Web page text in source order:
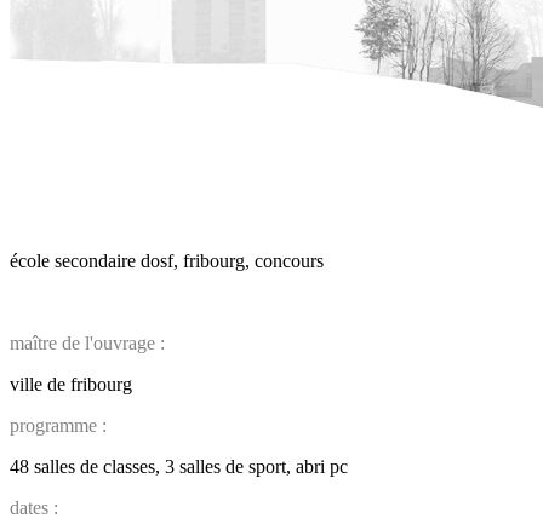
école secondaire dosf, fribourg, concours
maître de l'ouvrage :
ville de fribourg
programme :
48 salles de classes, 3 salles de sport, abri pc
dates :